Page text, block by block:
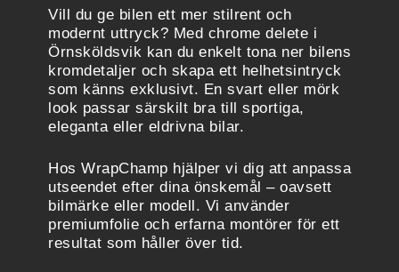
Vill du ge bilen ett mer stilrent och
modernt uttryck? Med chrome delete i
Örnsköldsvik kan du enkelt tona ner bilens
kromdetaljer och skapa ett helhetsintryck
som känns exklusivt. En svart eller mörk
look passar särskilt bra till sportiga,
eleganta eller eldrivna bilar.
Hos WrapChamp hjälper vi dig att anpassa
utseendet efter dina önskemål – oavsett
bilmärke eller modell. Vi använder
premiumfolie och erfarna montörer för ett
resultat som håller över tid.